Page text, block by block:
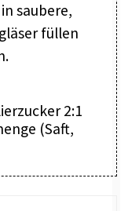
saubere,
füllen
2:1
(Saft,